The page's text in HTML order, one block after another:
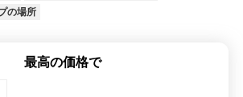
の場所
最高の価格で